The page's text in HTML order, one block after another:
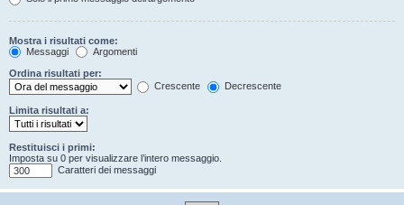
Mostra i risultati come:
Messaggi
Argomenti
Ordina risultati per:
Crescente
Decrescente
Limita risultati a:
Restituisci i primi:
Imposta su 0 per visualizzare l’intero messaggio.
Caratteri dei messaggi